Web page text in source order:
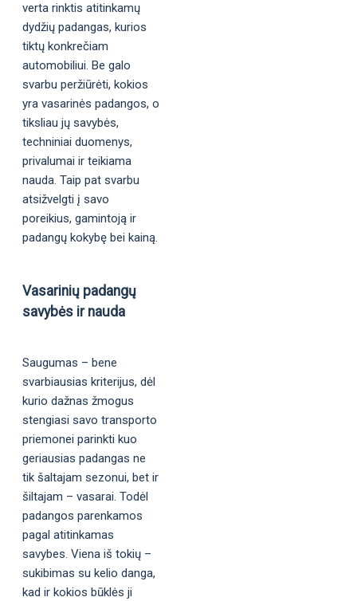
verta rinktis atitinkamų
dydžių padangas, kurios
tiktų konkrečiam
automobiliui. Be galo
svarbu peržiūrėti, kokios
yra vasarinės padangos, o
tiksliau jų savybės,
techniniai duomenys,
privalumai ir teikiama
nauda. Taip pat svarbu
atsižvelgti į savo
poreikius, gamintoją ir
padangų kokybę bei kainą.
Vasarinių padangų
savybės ir nauda
Saugumas – bene
svarbiausias kriterijus, dėl
kurio dažnas žmogus
stengiasi savo transporto
priemonei parinkti kuo
geriausias padangas ne
tik šaltajam sezonui, bet ir
šiltajam – vasarai. Todėl
padangos parenkamos
pagal atitinkamas
savybes. Viena iš tokių –
sukibimas su kelio danga,
kad ir kokios būklės ji